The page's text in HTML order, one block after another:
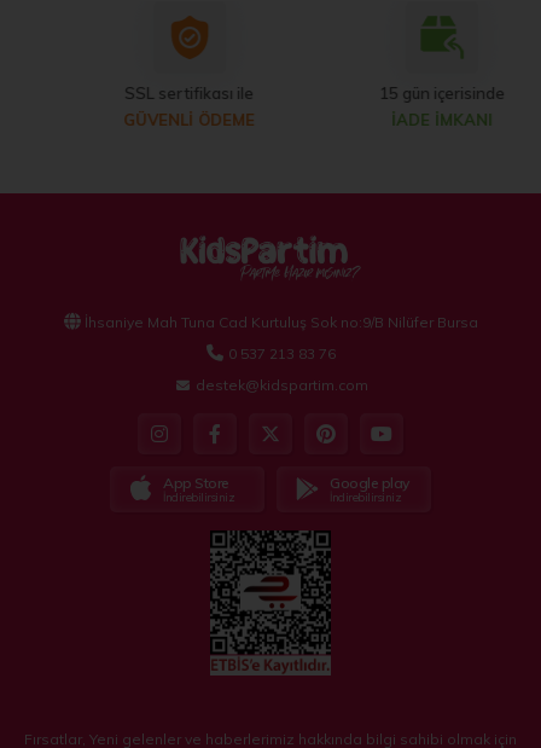
SSL sertifikası ile
GÜVENLİ ÖDEME
15 gün içerisinde
İADE İMKANI
İhsaniye Mah Tuna Cad Kurtuluş Sok no:9/B Nilüfer Bursa
0 537 213 83 76
destek@kidspartim.com
App Store
İndirebilirsiniz
Google play
İndirebilirsiniz
Fırsatlar, Yeni gelenler ve haberlerimiz hakkında bilgi sahibi olmak için